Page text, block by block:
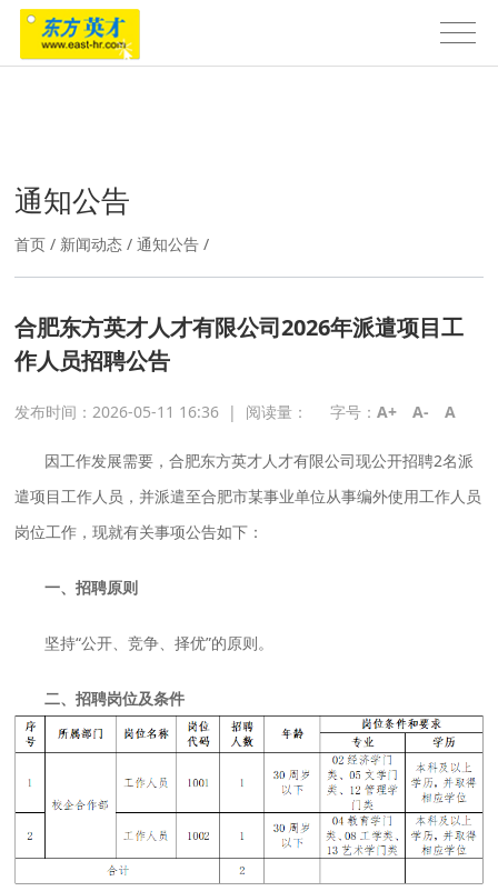
通知公告
首页 / 新闻动态 /通知公告 /
合肥东方英才人才有限公司2026年派遣项目工
作人员招聘公告
发布时间：2026-05-11 16:36 | 阅读量： 字号：A+ A- A
因工作发展需要，合肥东方英才人才有限公司现公开招聘2名派
遣项目工作人员，并派遣至合肥市某事业单位从事编外使用工作人员
岗位工作，现就有关事项公告如下：
一、招聘原则
坚持“公开、竞争、择优”的原则。
二、招聘岗位及条件